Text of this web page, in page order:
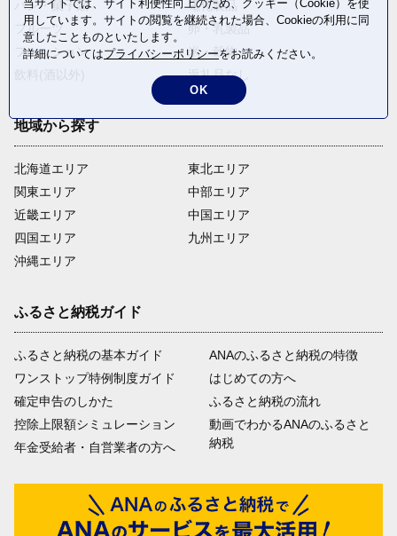
パン・菓子類
電化製品
フルーツ
卵・乳製品
ファッション
米・穀物
返礼品なし
地域から探す
北海道エリア
関東エリア
近畿エリア
四国エリア
沖縄エリア
東北エリア
中部エリア
中国エリア
九州エリア
ふるさと納税ガイド
ふるさと納税の基本ガイド
ワンストップ特例制度ガイド
確定申告のしかた
控除上限額シミュレーション
年金受給者・自営業者の方へ
ANAのふるさと納税の特徴
はじめての方へ
ふるさと納税の流れ
動画でわかるANAのふるさと
納税
当サイトでは、サイト利便性向上のため、クッキー（Cookie）を使
用しています。サイトの閲覧を継続された場合、Cookieの利用に同
意したことものといたします。
詳細についてはプライバシーポリシーをお読みください。
OK